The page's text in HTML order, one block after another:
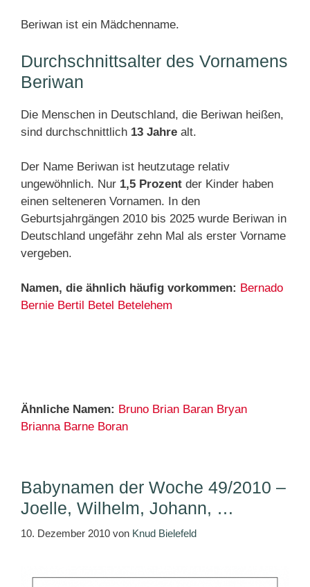
Beriwan ist ein Mädchenname.
Durchschnittsalter des Vornamens
Beriwan
Die Menschen in Deutschland, die Beriwan heißen,
sind durchschnittlich 13 Jahre alt.
Der Name Beriwan ist heutzutage relativ
ungewöhnlich. Nur 1,5 Prozent der Kinder haben
einen selteneren Vornamen. In den
Geburtsjahrgängen 2010 bis 2025 wurde Beriwan in
Deutschland ungefähr zehn Mal als erster Vorname
vergeben.
Namen, die ähnlich häufig vorkommen: Bernado
Bernie Bertil Betel Betelehem
Ähnliche Namen: Bruno Brian Baran Bryan
Brianna Barne Boran
Babynamen der Woche 49/2010 –
Joelle, Wilhelm, Johann, …
10. Dezember 2010 von Knud Bielefeld